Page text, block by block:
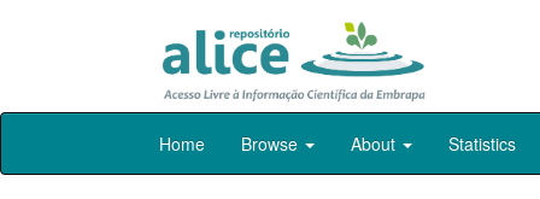
Skip
Home Browse About Statistics